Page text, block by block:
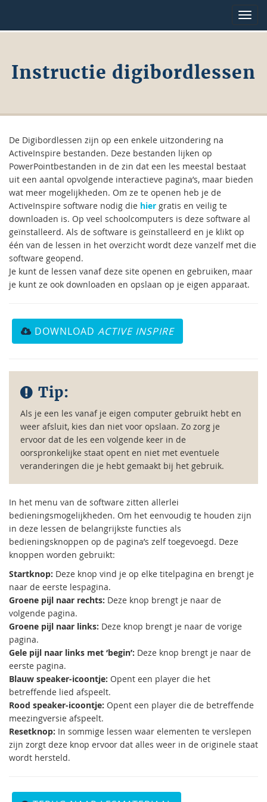
Instructie digibordlessen
De Digibordlessen zijn op een enkele uitzondering na
ActiveInspire bestanden. Deze bestanden lijken op
PowerPointbestanden in de zin dat een les meestal bestaat
uit een aantal opvolgende interactieve pagina’s, maar bieden
wat meer mogelijkheden. Om ze te openen heb je de
ActiveInspire software nodig die hier gratis en veilig te
downloaden is. Op veel schoolcomputers is deze software al
geïnstalleerd. Als de software is geïnstalleerd en je klikt op
één van de lessen in het overzicht wordt deze vanzelf met die
software geopend.
Je kunt de lessen vanaf deze site openen en gebruiken, maar
je kunt ze ook downloaden en opslaan op je eigen apparaat.
DOWNLOAD ACTIVE INSPIRE
Tip:
Als je een les vanaf je eigen computer gebruikt hebt en
weer afsluit, kies dan niet voor opslaan. Zo zorg je
ervoor dat de les een volgende keer in de
oorspronkelijke staat opent en niet met eventuele
veranderingen die je hebt gemaakt bij het gebruik.
In het menu van de software zitten allerlei
bedieningsmogelijkheden. Om het eenvoudig te houden zijn
in deze lessen de belangrijkste functies als
bedieningsknoppen op de pagina’s zelf toegevoegd. Deze
knoppen worden gebruikt:
Startknop: Deze knop vind je op elke titelpagina en brengt je
naar de eerste lespagina.
Groene pijl naar rechts: Deze knop brengt je naar de
volgende pagina.
Groene pijl naar links: Deze knop brengt je naar de vorige
pagina.
Gele pijl naar links met ‘begin’: Deze knop brengt je naar de
eerste pagina.
Blauw speaker-icoontje: Opent een player die het
betreffende lied afspeelt.
Rood speaker-icoontje: Opent een player die de betreffende
meezingversie afspeelt.
Resetknop: In sommige lessen waar elementen te verslepen
zijn zorgt deze knop ervoor dat alles weer in de originele staat
wordt hersteld.